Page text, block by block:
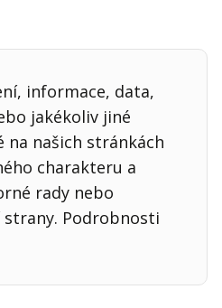
informace, data,
jakékoliv jiné
na našich stránkách
charakteru a
rady nebo
Podrobnosti